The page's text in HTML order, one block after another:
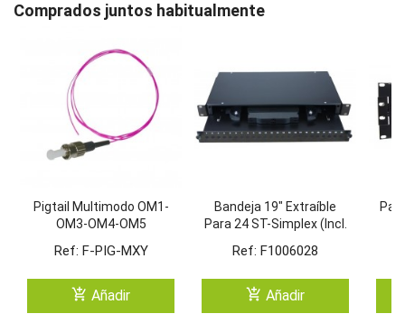
Comprados juntos habitualmente
Pigtail Multimodo OM1-
OM3-OM4-OM5
Ref: F-PIG-MXY
add_shopping_cart Añadir
Bandeja 19" Extraíble
Para 24 ST-Simplex (Incl.
Ref: F1006028
add_shopping_cart Añadir